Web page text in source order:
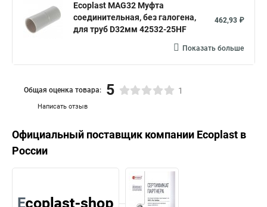
Ecoplast MAG32 Муфта
соединительная, без галогена,
для труб D32мм 42532-25HF
462,93 ₽
Показать больше
Написать отзыв
Общая оценка товара: 5 1
Официальный поставщик компании Ecoplast в
России